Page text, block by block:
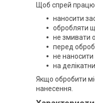
Щоб спрей
наносити
обробляти
не змивати
перед
не наносити
на
Якщо обробити
нанесення.